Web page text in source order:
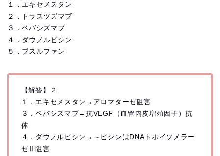
１．エキセメスタン
２．トラスツズマブ
３．ベバシズマブ
４．ダウノルビシン
５．ブスルファン
【解答】２
１．エキセメスタン→アロマターゼ阻害
３．ベバシズマブ→抗VEGF（血管内皮増殖因子）抗
体
４．ダウノルビシン→～ビシンはDNAトポイソメラー
ゼⅡ阻害